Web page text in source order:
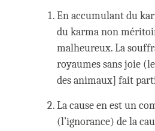
En accumulant du
du karma non
malheureux. La
royaumes sans joie
des animaux] fait
La cause en est un
(l’ignorance) de la